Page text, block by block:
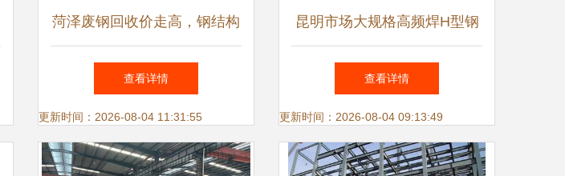
菏泽废钢回收价走高，钢结构
件成“抢手货”
查看详情
更新时间：2026-08-04 11:31:55
昆明市场大规格高频焊H型钢
定制 钢结构立柱与组件应用
解析
查看详情
更新时间：2026-08-04 09:13:49